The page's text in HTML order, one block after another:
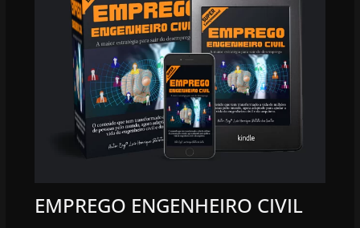
EMPREGO ENGENHEIRO CIVIL